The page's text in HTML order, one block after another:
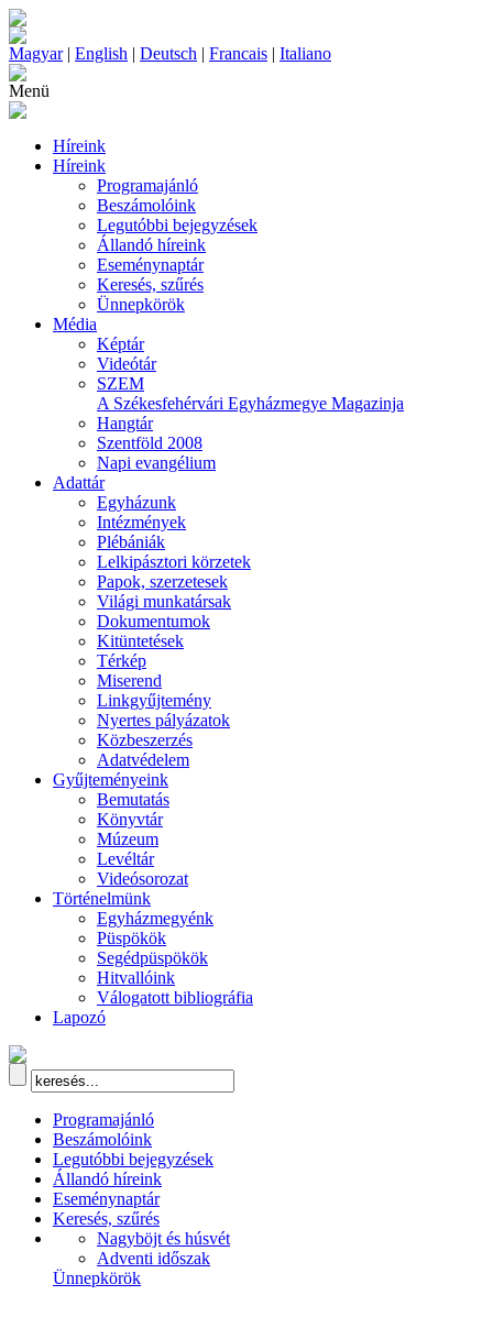
Magyar| English | Deutsch | Francais | Italiano
Menü
Híreink
Híreink
Programajánló
Beszámolóink
Legutóbbi bejegyzések
Állandó híreink
Eseménynaptár
Keresés, szűrés
Ünnepkörök
Média
Képtár
Videótár
SZEM
A Székesfehérvári Egyházmegye Magazinja
Hangtár
Szentföld 2008
Napi evangélium
Adattár
Egyházunk
Intézmények
Plébániák
Lelkipásztori körzetek
Papok, szerzetesek
Világi munkatársak
Dokumentumok
Kitüntetések
Térkép
Miserend
Linkgyűjtemény
Nyertes pályázatok
Közbeszerzés
Adatvédelem
Gyűjteményeink
Bemutatás
Könyvtár
Múzeum
Levéltár
Videósorozat
Történelmünk
Egyházmegyénk
Püspökök
Segédpüspökök
Hitvallóink
Válogatott bibliográfia
Lapozó
Programajánló
Beszámolóink
Legutóbbi bejegyzések
Állandó híreink
Eseménynaptár
Keresés, szűrés
Nagyböjt és húsvét
Adventi időszak
Ünnepkörök